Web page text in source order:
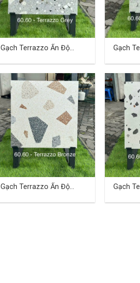
Gạch Terrazzo Ấn Độ
Gạch
Gạch Terrazzo Ấn Độ
Gạch